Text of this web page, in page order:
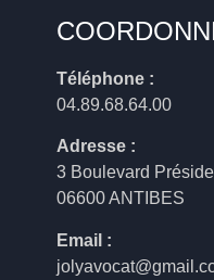
Téléphone :
04.89.68.64.00
Adresse :
3 Boulevard
06600 ANTIBES
Email :